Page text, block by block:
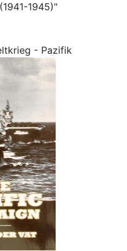
1945)"
- Pazifik